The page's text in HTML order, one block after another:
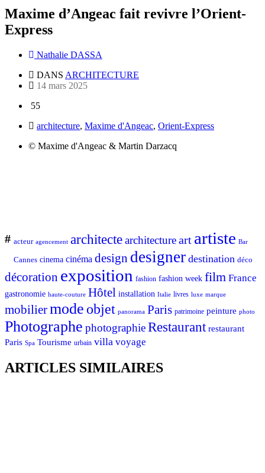
Maxime d’Angeac fait revivre l’Orient-
Express
Nathalie DASSA
DANS ARCHITECTURE
14 mars 2025
55
architecture, Maxime d'Angeac, Orient-Express
© Maxime d'Angeac & Martin Darzacq
# acteur agencement architectearchitectureart artiste Bar
Cannes cinema cinéma design designer destination déco
décoration exposition fashion fashion week film France
gastronomie haute-couture Hôtel installation Italie livres luxe marque
mobiliermode objet panorama Paris patrimoine peinture photo
Photographe photographieRestaurant restaurant
Paris Spa Tourisme urbain villa voyage
ARTICLES SIMILAIRES